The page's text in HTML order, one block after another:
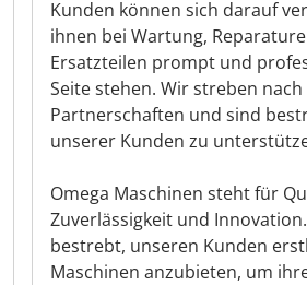
Kunden können sich darauf
ihnen bei Wartung,
Ersatzteilen prompt und
Seite stehen. Wir streben
Partnerschaften und sind
unserer Kunden zu
Omega Maschinen steht für
Zuverlässigkeit und
bestrebt, unseren Kunden
Maschinen anzubieten, um